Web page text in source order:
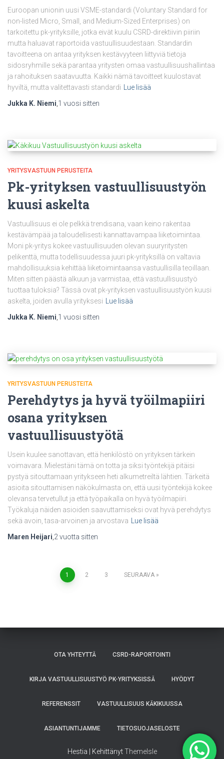
Euroopan unionin uusi VSME-standardi (Voluntary Standard for
non-listed Micro, Small, and Medium-Sized Enterprises) on
tarkoitettu pk-yrityksille, jotka eivät kuulu CSRD-direktiivin piiriin
mutta haluavat raportoida vastuullisuudestaan. Standardin
tavoitteena on antaa yrityksen kestävyyteen liittyviä tietoja
sidosryhmille sekä parantaa yritysten omaa vastuullisuushallintaa
ja rahoituksen saatavuutta. Kaikki nämä tavoitteet kuulostavat
hyviltä, mutta valitettavasti standardi Lue lisää
Jukka K. Niemi,1 vuosi sitten
YRITYSVASTUUN PERUSTEITA
Pk-yrityksen vastuullisuustyön
kuusi askelta
Vastuullisuus ei ole pelkkä trendisana, vaan keino rakentaa
kestävämpää ja taloudellisesti kannattavampaa liiketoimintaa.
Moni pk-yritys kokee vastuullisuuden olevan suuryritysten
pelikenttä, mutta todellisuudessa juuri pk-yrityksillä on valtavia
mahdollisuuksia kehittää liiketoimintaansa vastuullisilla teoillaan.
Miten sitten päästä alkuun ja varmistaa, että vastuullisuustyö
tuottaa tuloksia? Tässä ovat pk-yrityksen vastuullisuustyön kuusi
askelta, joiden avulla yrityksesi Lue lisää
Jukka K. Niemi 1 vuosi sitten
YRITYSVASTUUN PERUSTEITA
Perehdytys ja hyvä työilmapiiri
osana yrityksen
vastuullisuustyötä
Usein kuulee sanottavan, että henkilöstö on yrityksen tärkein
voimavara. Mielestäni tämä on totta ja siksi työntekijä pitäisi
pystyä sitouttamaan yritykseen heti alkumetreiltä lähtien. Tärkeitä
asioita sitouttamisen näkökulmasta on, että uusi työntekijä kokee
olevansa tervetullut ja että työpaikalla on hyvä työilmapiiri.
Työkaluja näiden asioiden saavuttamiseksi ovat hyvä perehdytys
sekä avoin, tasa-arvoinen ja arvostava
Lue lisää
Maren Heijari 2 vuotta sitten
Artikkelien
1 2 3 SEURAAVA
OTA YHTEYTTÄ CSRD-RAPORTOINTI
KIRJA VASTUULLISUUSTYÖ PK-YRITYKSISSÄ HYÖDYT
REFERENSSIT VASTUULLISUUS KÄKIKUUSSA
ASIANTUNTIJAMME TIETOSUOJASELOSTE
Hestia | KehittänytThemeIsle